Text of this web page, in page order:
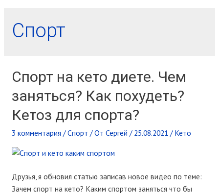
Спорт
Спорт на кето диете. Чем
заняться? Как похудеть?
Кетоз для спорта?
3 комментария /Спорт / От Сергей / 25.08.2021/ Кето
Друзья, я обновил статью записав новое видео по теме:
Зачем спорт на кето? Каким спортом заняться что бы